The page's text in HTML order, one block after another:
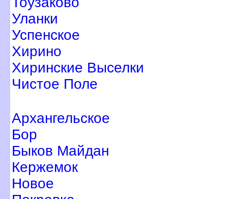
Уланки
Успенское
Хирино
Хиринские Выселки
Чистое Поле
Архангельское
Бор
Быков Майдан
Кержемок
Новое